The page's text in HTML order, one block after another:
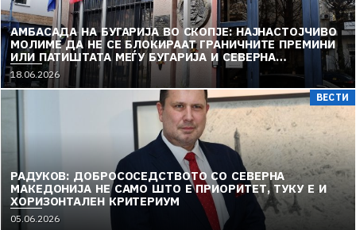
АМБАСАДА НА БУГАРИЈА ВО СКОПЈЕ: НАЈНАСТОЈЧИВО
МОЛИМЕ ДА НЕ СЕ БЛОКИРААТ ГРАНИЧНИТЕ ПРЕМИНИ
ИЛИ ПАТИШТАТА МЕЃУ БУГАРИЈА И СЕВЕРНА
МАКЕДОНИЈА
18.06.2026
ВЕСТИ
РАДУКОВ: ДОБРОСОСЕДСТВОТО СО СЕВЕРНА
МАКЕДОНИЈА НЕ САМО ШТО Е ПРИОРИТЕТ, ТУКУ Е И
ХОРИЗОНТАЛЕН КРИТЕРИУМ
05.06.2026